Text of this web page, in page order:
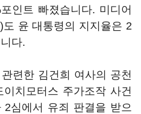
인트 빠졌습니다. 미디어
윤 대통령의 지지율은 2
다.
련한 김건희 여사의 공천
치모터스 주가조작 사건
심에서 유죄 판결을 받으